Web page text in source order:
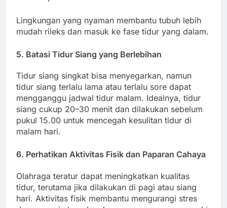
Lingkungan yang nyaman membantu tubuh lebih
mudah rileks dan masuk ke fase tidur yang dalam.
5. Batasi Tidur Siang yang Berlebihan
Tidur siang singkat bisa menyegarkan, namun
tidur siang terlalu lama atau terlalu sore dapat
mengganggu jadwal tidur malam. Idealnya, tidur
siang cukup 20–30 menit dan dilakukan sebelum
pukul 15.00 untuk mencegah kesulitan tidur di
malam hari.
6. Perhatikan Aktivitas Fisik dan Paparan Cahaya
Olahraga teratur dapat meningkatkan kualitas
tidur, terutama jika dilakukan di pagi atau siang
hari. Aktivitas fisik membantu mengurangi stres